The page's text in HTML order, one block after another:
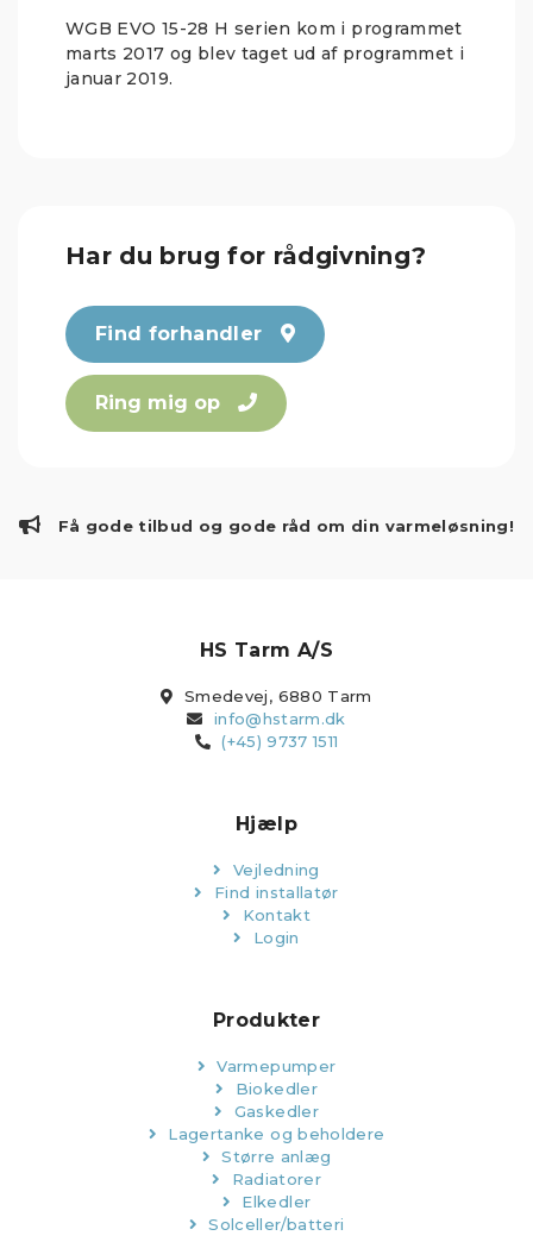
WGB EVO 15-28 H serien kom i programmet
marts 2017 og blev taget ud af programmet i
januar 2019.
Har du brug for rådgivning?
Find forhandler
Ring mig op
Få gode tilbud og gode råd om din varmeløsning!
HS Tarm A/S
Smedevej, 6880 Tarm
info@hstarm.dk
(+45) 9737 1511
Hjælp
Vejledning
Find installatør
Kontakt
Login
Produkter
Varmepumper
Biokedler
Gaskedler
Lagertanke og beholdere
Større anlæg
Radiatorer
Elkedler
Solceller/batteri